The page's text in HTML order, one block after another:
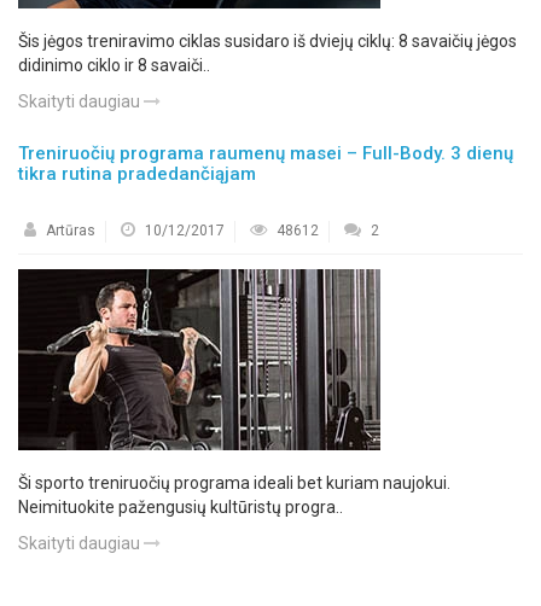
Šis jėgos treniravimo ciklas susidaro iš dviejų ciklų: 8 savaičių jėgos
didinimo ciklo ir 8 savaiči..
Skaityti daugiau
Treniruočių programa raumenų masei – Full-Body. 3 dienų
tikra rutina pradedančiąjam
Artūras 10/12/2017 48612 2
Ši sporto treniruočių programa ideali bet kuriam naujokui.
Neimituokite pažengusių kultūristų progra..
Skaityti daugiau